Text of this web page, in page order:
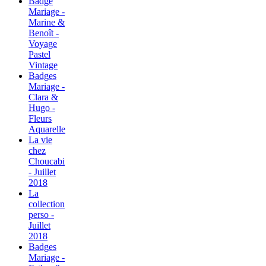
Mariage -
Marine &
Benoît -
Voyage
Pastel
Vintage
Badges
Mariage -
Clara &
Hugo -
Fleurs
Aquarelle
La vie
chez
Choucabi
- Juillet
2018
La
collection
perso -
Juillet
2018
Badges
Mariage -